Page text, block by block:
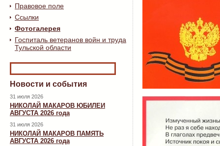
Правовое поле
Ссылки
Фотогалерея
Госпиталь ветеранов войн и труда
Тульской области
Новости и события
31 июля 2026
НИКОЛАЙ МАКАРОВ ЮБИЛЕИ
АВГУСТА 2026 года
31 июля 2026
НИКОЛАЙ МАКАРОВ ПАМЯТЬ
АВГУСТА 2026 года